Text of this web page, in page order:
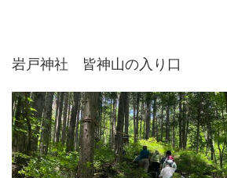
岩戸神社 皆神山の入り口